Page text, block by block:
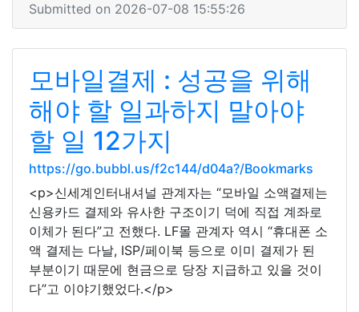
Submitted on 2026-07-08 15:55:26
모바일결제 : 성공을 위해
해야 ​​할 일과하지 말아야
할 일 12가지
https://go.bubbl.us/f2c144/d04a?/Bookmarks
<p>신세계인터내셔널 관계자는 “모바일 소액결제는
신용카드 결제와 유사한 구조이기 덕에 직접 계좌로
이체가 된다”고 전했다. LF몰 관계자 역시 “휴대폰 소
액 결제는 다날, ISP/페이북 등으로 이미 결제가 된
부분이기 때문에 현금으로 당장 지급하고 있을 것이
다”고 이야기했었다.</p>